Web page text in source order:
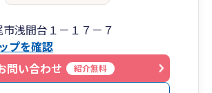
浅間台１－１７－７
プを確認
問い合わせ
紹介無料